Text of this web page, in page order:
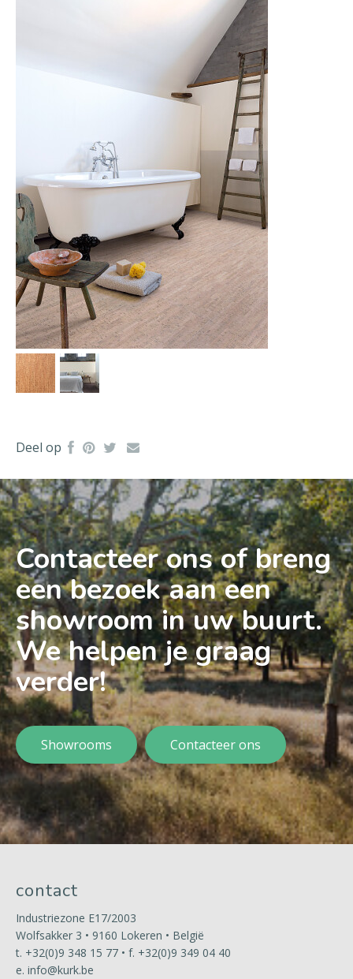
Deel op
Contacteer ons of breng
een bezoek aan een
showroom in uw buurt.
We helpen je graag
verder!
Showrooms Contacteer ons
contact
Industriezone E17/2003
Wolfsakker 3 • 9160 Lokeren • België
t. +32(0)9 348 15 77 • f. +32(0)9 349 04 40
e. info@kurk.be